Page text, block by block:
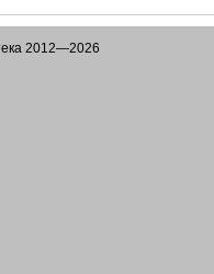
2012—2026